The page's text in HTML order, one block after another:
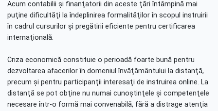
Acum contabilii şi finanţatorii din aceste ţări întâmpină mai
puţine dificultăţi la îndeplinirea formalităţilor în scopul instruirii
în cadrul cursurilor şi pregătirii eficiente pentru certificarea
internaţională.
Criza economică constituie o perioadă foarte bună pentru
dezvoltarea afacerilor în domeniul învăţământului la distanţă,
precum şi pentru participanţii interesaţi de instruirea online. La
distanţă se pot obţine nu numai cunoştinţele şi competenţele
necesare într-o formă mai convenabilă, fără a distrage atenţia